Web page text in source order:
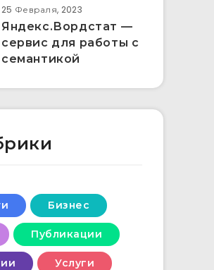
25 Февраля, 2023
Яндекс.Вордстат —
сервис для работы с
семантикой
Бизнес
Публикации
Услуги